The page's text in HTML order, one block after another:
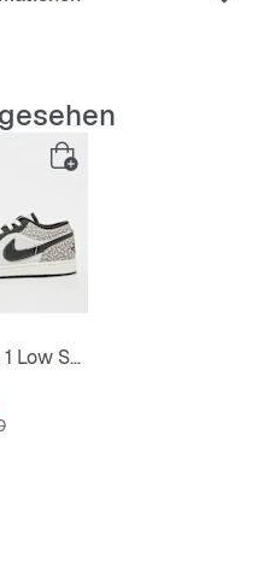
für gute Belüftung
Haltbarkeit
in Weiß und Schwarz
Air Jordan 1 Low SE V2